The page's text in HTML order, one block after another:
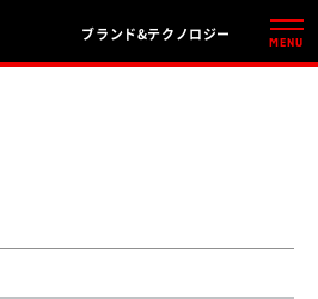
ブランド&テクノロジー